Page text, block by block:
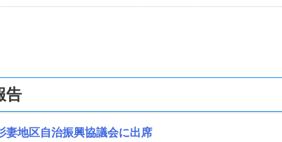
告
妻地区自治振興協議会に出席